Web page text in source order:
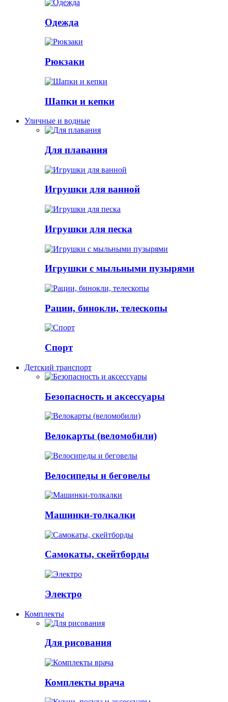
Одежда
Рюкзаки
Шапки и кепки
Уличные и водные
Для плавания
Игрушки для ванной
Игрушки для песка
Игрушки с мыльными пузырями
Рации, бинокли, телескопы
Спорт
Детский транспорт
Безопасность и аксессуары
Велокарты (веломобили)
Велосипеды и беговелы
Машинки-толкалки
Самокаты, скейтборды
Электро
Комплекты
Для рисования
Комплекты врача